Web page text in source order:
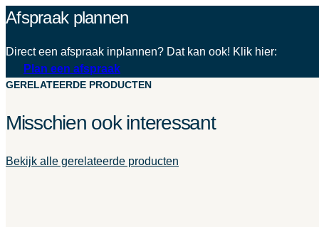
Afspraak plannen
Direct een afspraak inplannen? Dat kan ook! Klik hier:
Plan een afspraak
GERELATEERDE PRODUCTEN
Misschien ook interessant
Bekijk alle gerelateerde producten